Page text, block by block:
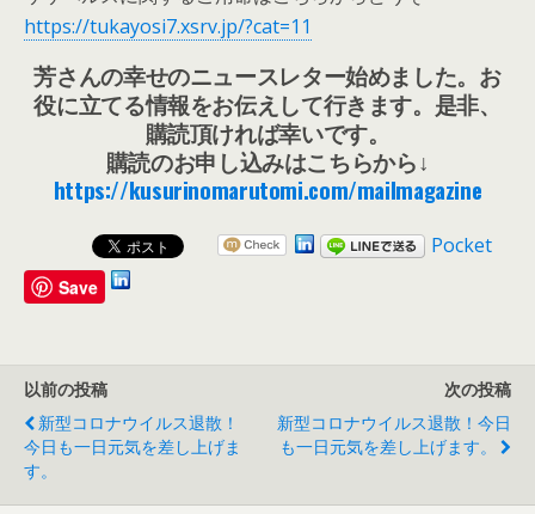
https://tukayosi7.xsrv.jp/?cat=11
芳さんの幸せのニュースレター始めました。お
役に立てる情報をお伝えして行きます。是非、
購読頂ければ幸いです。
購読のお申し込みはこちらから↓
https://kusurinomarutomi.com/mailmagazine
Pocket
Save
以前の投稿
新型コロナウイルス退散！
今日も一日元気を差し上げま
す。
次の投稿
新型コロナウイルス退散！今日
も一日元気を差し上げます。